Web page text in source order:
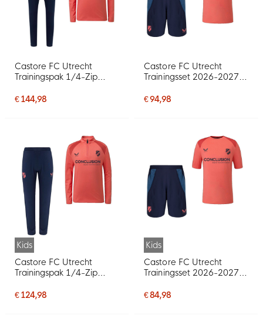
Castore FC Utrecht
Trainingspak 1/4-Zip
Donkerblauw
€ 144,98
Castore FC Utrecht
Trainingsset 2026-2027
Blauw
€ 94,98
Kids
Castore FC Utrecht
Trainingspak 1/4-Zip
Donkerblauw
€ 124,98
Kids
Castore FC Utrecht
Trainingsset 2026-2027
Donkerblauw Blauw
€ 84,98